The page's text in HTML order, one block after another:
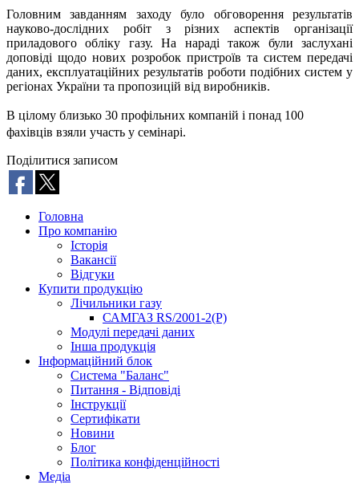
Головним завданням заходу було обговорення результатів
науково-дослідних робіт з різних аспектів організації
приладового обліку газу. На нараді також були заслухані
доповіді щодо нових розробок пристроїв та систем передачі
даних, експлуатаційних результатів роботи подібних систем у
регіонах України та пропозицій від виробників.
В цілому близько 30 профільних компаній і понад 100
фахівців взяли участь у семінарі.
Поділитися записом
Головна
Про компанію
Історія
Вакансії
Відгуки
Купити продукцію
Лічильники газу
САМГАЗ RS/2001-2(Р)
Модулі передачі даних
Інша продукція
Інформаційний блок
Система "Баланс"
Питання - Відповіді
Інструкції
Сертифікати
Новини
Блог
Політика конфіденційності
Медіа